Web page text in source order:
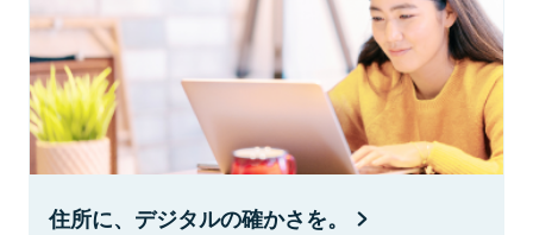
住所に、デジタルの確かさを。